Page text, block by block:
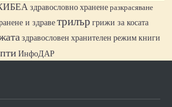
здравословно храненеразкрасяване
и здраветрилър грижи за косата
здравословен хранителен режимкниги
ИнфоДАР